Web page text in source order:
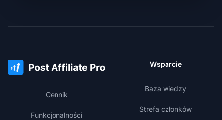
Cennik
Funkcjonalności
Wsparcie
Baza wiedzy
Strefa członków